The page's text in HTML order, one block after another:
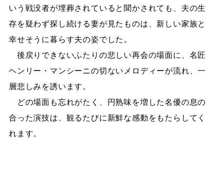
いう戦没者が埋葬されていると聞かされても、夫の生
存を疑わず探し続ける妻が見たものは、新しい家族と
幸せそうに暮らす夫の姿でした。
後戻りできないふたりの悲しい再会の場面に、名匠
ヘンリー・マンシーニの切ないメロディーが流れ、一
層悲しみを誘います。
どの場面も忘れがたく、円熟味を増した名優の息の
合った演技は、観るたびに新鮮な感動をもたらしてく
れます。